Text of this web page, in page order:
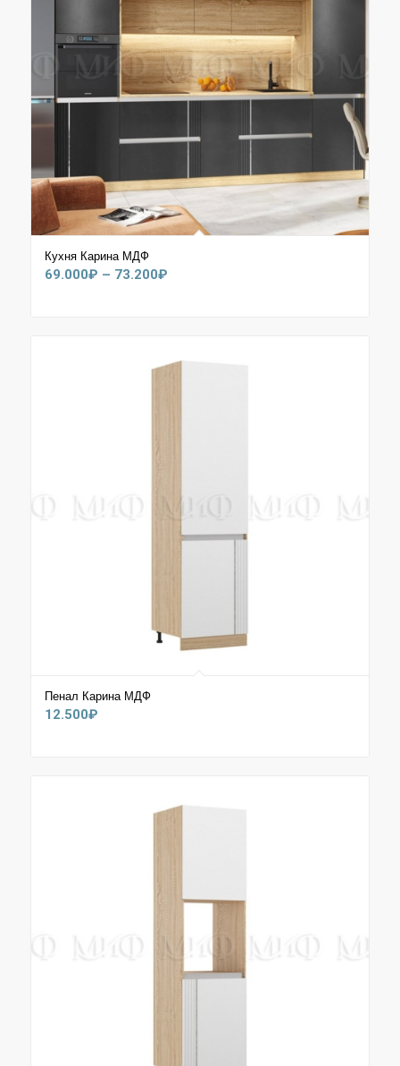
Кухня Карина МДФ
69.000₽ – 73.200₽Диапазон
73.200₽
Пенал Карина МДФ
12.500₽